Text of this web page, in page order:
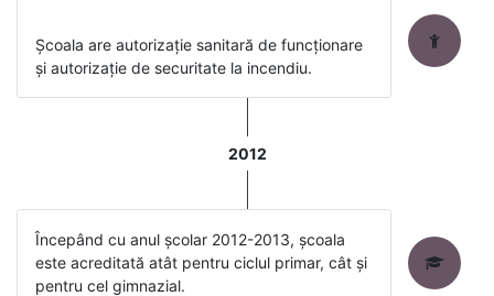
Școala are autorizație sanitară de funcționare
și autorizație de securitate la incendiu.
2012
Începând cu anul școlar 2012-2013, școala
este acreditată atât pentru ciclul primar, cât și
pentru cel gimnazial.